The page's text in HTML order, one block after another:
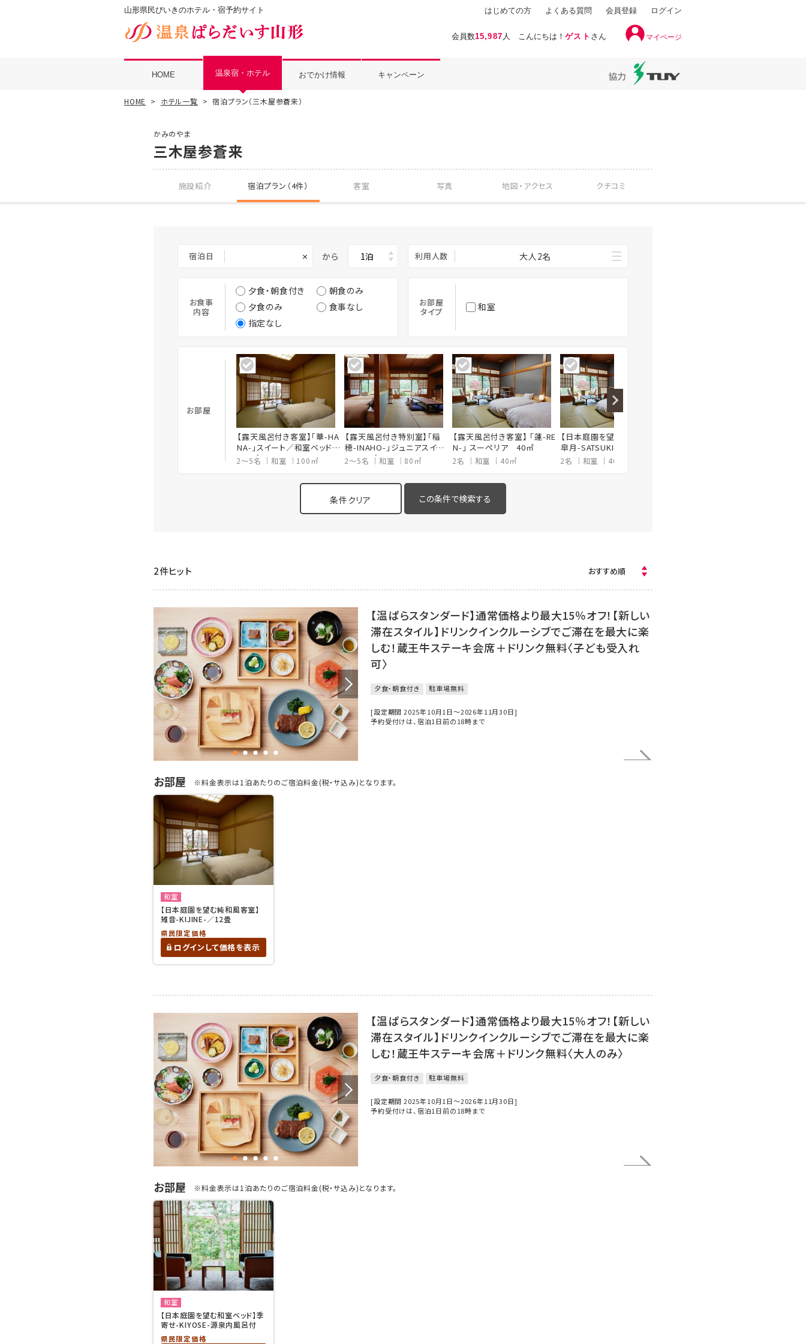
山形県民びいきのホテル・宿予約サイト
会員数15,987 人 こんにちは！ゲスト さん マイページ
はじめての方 よくある質問 会員登録 ログイン
HOME 温泉宿・ホテル おでかけ情報 キャンペーン
HOME ホテル一覧 宿泊プラン（三木屋参蒼来）
かみのやま
三木屋参蒼来
施設紹介 宿泊プラン（4件） 客室 写真 地図・ アクセス クチコミ
宿泊日 × から 利用人数 大人2名
お食事
内容
夕食・朝食付き
朝食のみ
夕食のみ
食事なし
指定なし
お部屋
タイプ
和室
お部屋
【露天風呂付き客室】「華-HA
NA-」スイート／和室ベッド
100㎡
2～5名 和室 100㎡
【露天風呂付き特別室】「稲
穂-INAHO-」ジュニアスイー
ト 80㎡
2～5名 和室 80㎡
【露天風呂付き客室】 「蓮-RE
N-」 スーペリア 40㎡
2名 和室 40㎡
【日本庭園を望む和室ベッド】
皐月-SATSUKI- ／40㎡
2名 和室 40㎡
条件クリア
2件ヒット
【温ぱらスタンダード】通常価格より最大15％オフ！【新しい
滞在スタイル】ドリンクインクルーシブでご滞在を最大に楽
しむ！蔵王牛ステーキ会席＋ドリンク無料〈子ども受入れ
可〉
夕食・朝食付き 駐車場無料
[設定期間 2025年10月1日～2026年11月30日]
予約受付けは、宿泊1日前の18時まで
お部屋 ※料金表示は1泊あたりのご宿泊料金(税・サ込み)となります。
和室
【日本庭園を望む純和風客室】
雉音-KIJINE-／12畳
県民限定価格
ログインして価格を表示
【温ぱらスタンダード】通常価格より最大15％オフ！【新しい
滞在スタイル】ドリンクインクルーシブでご滞在を最大に楽
しむ！蔵王牛ステーキ会席＋ドリンク無料〈大人のみ〉
夕食・朝食付き 駐車場無料
[設定期間 2025年10月1日～2026年11月30日]
予約受付けは、宿泊1日前の18時まで
お部屋 ※料金表示は1泊あたりのご宿泊料金(税・サ込み)となります。
和室
【日本庭園を望む和室ベッド】季
寄せ-KIYOSE-源泉内風呂付
県民限定価格